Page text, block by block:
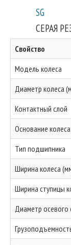
SG
СЕРАЯ
Свойство
Модель колеса
Диаметр колеса
Контактный слой
Основание колеса
Тип подшипника
Ширина колеса
Ширина ступицы
Диаметр осевого